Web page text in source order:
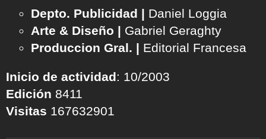
Depto. Publicidad | Daniel Loggia
Arte & Diseño | Gabriel Geraghty
Produccion Gral. | Editorial Francesa
Inicio de actividad: 10/2003
Edición 8411
Visitas 167632901